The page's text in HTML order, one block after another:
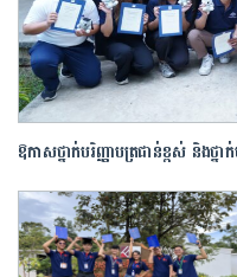
ឱកាសថ្នាក់បរិញ្ញាបត្រជាន់ខ្ពស់ និង